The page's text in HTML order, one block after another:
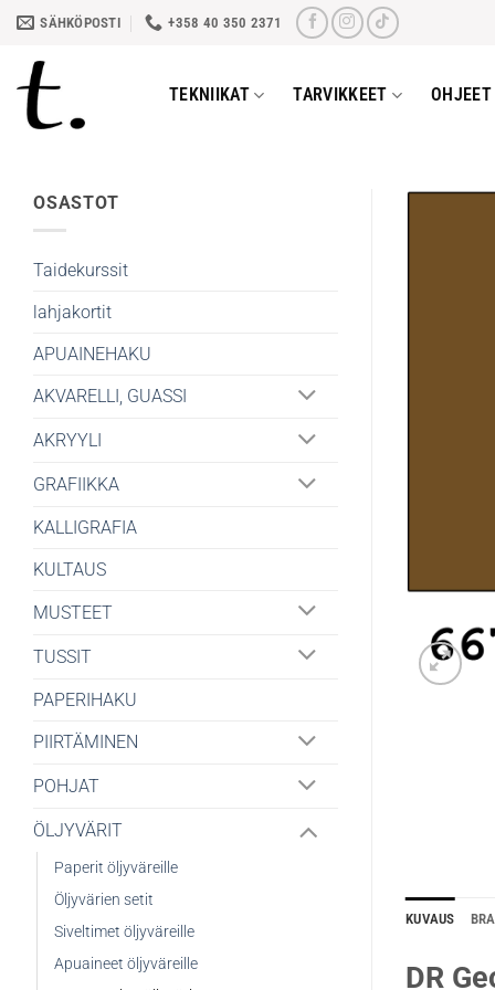
Skip
content
SÄHKÖPOSTI +358 40 350 2371
TEKNIIKAT TARVIKKEET
OSASTOT
Taidekurssit
lahjakortit
APUAINEHAKU
AKVARELLI, GUASSI
AKRYYLI
GRAFIIKKA
KALLIGRAFIA
KULTAUS
MUSTEET
TUSSIT
PAPERIHAKU
PIIRTÄMINEN
POHJAT
ÖLJYVÄRIT
Paperit öljyväreille
Öljyvärien setit
Siveltimet öljyväreille
Apuaineet öljyväreille
KUVAUS
DR